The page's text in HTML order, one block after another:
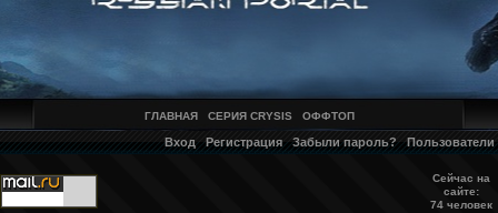
ГЛАВНАЯ СЕРИЯ CRYSIS ОФФТОП
Вход Регистрация Забыли пароль? Пользователи
Сейчас на
сайте:
74 человек